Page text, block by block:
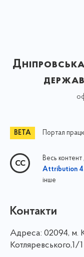
Портал
Весь контент
Attribution
інше
Контакти
Адреса: 02094, м.
Котляревського,1/1